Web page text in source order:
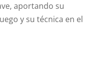
aportando su
y su técnica en el